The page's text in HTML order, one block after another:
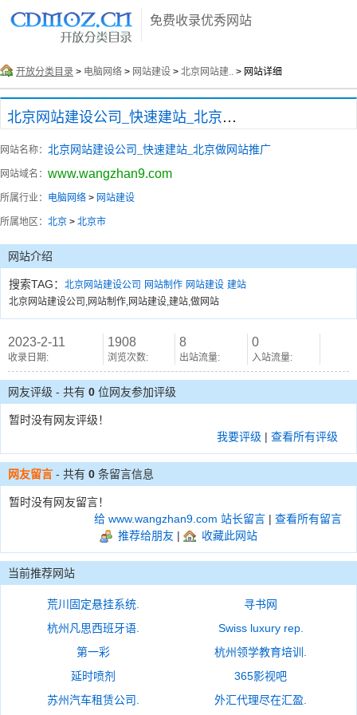
免费收录优秀网站
开放分类目录 > 电脑网络 > 网站建设 > 北京网站建.. > 网站详细
北京网站建设公司_快速建站_北京做网站推广
网站名称： 北京网站建设公司_快速建站_北京做网站推广
网站域名： www.wangzhan9.com
所属行业： 电脑网络 > 网站建设
所属地区： 北京 > 北京市
网站介绍
搜索TAG： 北京网站建设公司 网站制作 网站建设 建站
北京网站建设公司,网站制作,网站建设,建站,做网站
2023-2-11
收录日期:
1908
浏览次数:
8
出站流量:
0
入站流量:
网友评级 - 共有 0 位网友参加评级
暂时没有网友评级！
我要评级 | 查看所有评级
网友留言 - 共有 0 条留言信息
暂时没有网友留言！
给 www.wangzhan9.com 站长留言 | 查看所有留言
推荐给朋友 | 收藏此网站
当前推荐网站
荒川固定悬挂系统.
寻书网
杭州凡思西班牙语.
Swiss luxury rep.
第一彩
杭州领学教育培训.
延时喷剂
365影视吧
苏州汽车租赁公司.
外汇代理尽在汇盈.